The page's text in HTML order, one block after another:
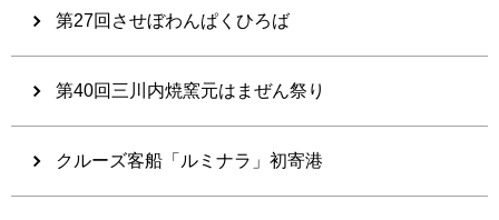
第27回させぼわんぱくひろば
第40回三川内焼窯元はまぜん祭り
クルーズ客船「ルミナラ」初寄港